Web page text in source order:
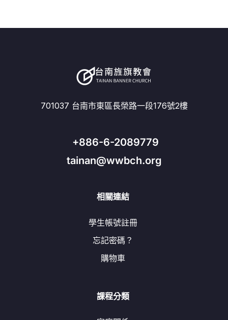
701037 台南市東區長榮路一段176號2樓
+886-6-2089779
tainan@wwbch.org
相關連結
學生帳號註冊
忘記密碼？
購物車
課程分類